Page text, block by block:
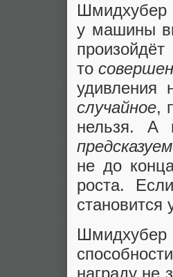
Шмидхубер
у машины
то
удивления
случайное,
нельзя. А
не до
роста.
становится